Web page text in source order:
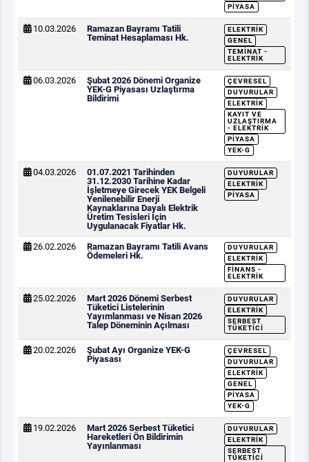
PIYASA
10.03.2026
Ramazan Bayramı Tatili
Teminat Hesaplaması Hk.
ELEKTRIK
GENEL
TEMINAT -
ELEKTRIK
06.03.2026
Şubat 2026 Dönemi Organize
YEK-G Piyasası Uzlaştırma
Bildirimi
ÇEVRESEL
DUYURULAR
ELEKTRIK
KAYIT VE
UZLAŞTIRMA
- ELEKTRIK
PIYASA
YEK-G
04.03.2026
01.07.2021 Tarihinden
31.12.2030 Tarihine Kadar
İşletmeye Girecek YEK Belgeli
Yenilenebilir Enerji
Kaynaklarına Dayalı Elektrik
Üretim Tesisleri İçin
Uygulanacak Fiyatlar Hk.
DUYURULAR
ELEKTRIK
PIYASA
26.02.2026
Ramazan Bayramı Tatili Avans
Ödemeleri Hk.
DUYURULAR
ELEKTRIK
FINANS -
ELEKTRIK
25.02.2026
Mart 2026 Dönemi Serbest
Tüketici Listelerinin
Yayımlanması ve Nisan 2026
Talep Döneminin Açılması
DUYURULAR
ELEKTRIK
SERBEST
TÜKETICI
20.02.2026
Şubat Ayı Organize YEK-G
Piyasası
ÇEVRESEL
DUYURULAR
ELEKTRIK
GENEL
PIYASA
YEK-G
19.02.2026
Mart 2026 Serbest Tüketici
Hareketleri Ön Bildirimin
Yayınlanması
DUYURULAR
ELEKTRIK
SERBEST
TÜKETICI